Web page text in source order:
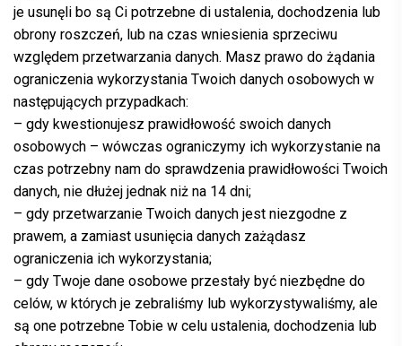
je usunęli bo są Ci potrzebne di ustalenia, dochodzenia lub
obrony roszczeń, lub na czas wniesienia sprzeciwu
względem przetwarzania danych. Masz prawo do żądania
ograniczenia wykorzystania Twoich danych osobowych w
następujących przypadkach:
– gdy kwestionujesz prawidłowość swoich danych
osobowych – wówczas ograniczymy ich wykorzystanie na
czas potrzebny nam do sprawdzenia prawidłowości Twoich
danych, nie dłużej jednak niż na 14 dni;
– gdy przetwarzanie Twoich danych jest niezgodne z
prawem, a zamiast usunięcia danych zażądasz
ograniczenia ich wykorzystania;
– gdy Twoje dane osobowe przestały być niezbędne do
celów, w których je zebraliśmy lub wykorzystywaliśmy, ale
są one potrzebne Tobie w celu ustalenia, dochodzenia lub